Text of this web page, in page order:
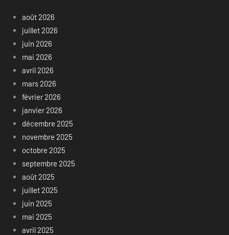
août 2026
juillet 2026
juin 2026
mai 2026
avril 2026
mars 2026
février 2026
janvier 2026
décembre 2025
novembre 2025
octobre 2025
septembre 2025
août 2025
juillet 2025
juin 2025
mai 2025
avril 2025